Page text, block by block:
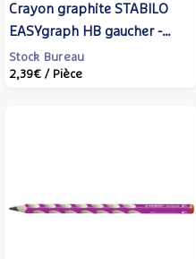
Crayon graphite STABILO
EASYgraph HB gaucher -
bleu clair
Stock Bureau
2,39€ / Pièce